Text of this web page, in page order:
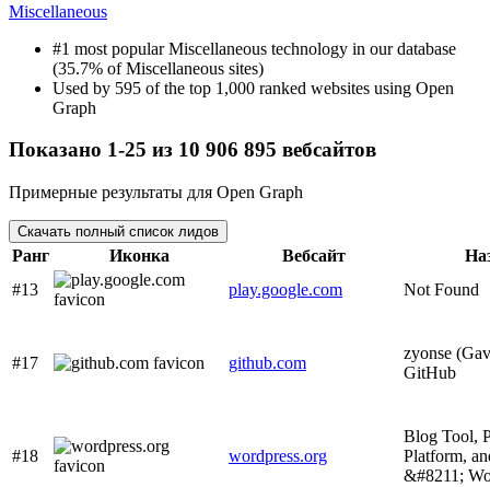
Miscellaneous
#1 most popular Miscellaneous technology in our database
(35.7% of Miscellaneous sites)
Used by 595 of the top 1,000 ranked websites using Open
Graph
Показано 1-25 из 10 906 895 вебсайтов
Примерные результаты для Open Graph
Скачать полный список лидов
Ранг Иконка Вебсайт
#13
play.google.com Not Found
#17 github.com
zyonse
GitHub
#18 wordpress.org
Blog Tool,
Platform,
&#8211;